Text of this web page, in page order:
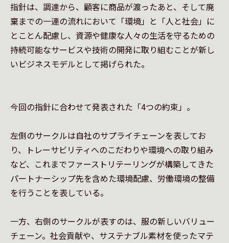
指針は、調達から、顧客に商品が渡ったあと、そして廃
棄までの一連の流れにおいて「環境」と「人と社会」に
とことん配慮し、資源や健康な人々の生活を守るための
持続可能なサービスや技術の開発に取り組むことが新し
いビジネスモデルとして掲げられた。
今回の指針に合わせて発表された「4つの約束」。
左側のサークルは自社のサプライチェーンを表してお
り、トレーサビリティへのこだわりや環境への取り組み
など、これまでファーストリテーリングが構築してきた
パートナーシップ先を含めた環境配慮、労働環境の整備
を行うことを表している。
一方、右側のサークルが表すのは、服の新しいバリュー
チェーン。社会貢献や、サステナブル素材を使ったマテ